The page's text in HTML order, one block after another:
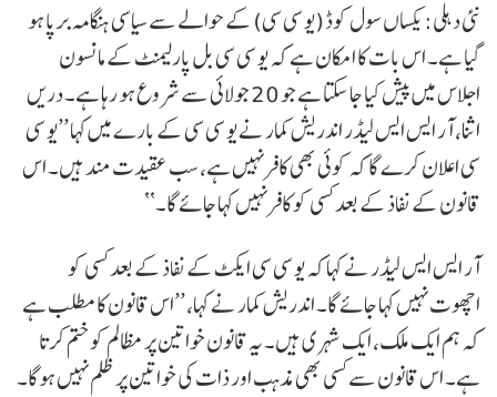
نئی دہلی: یکساں سول کوڈ (یو سی سی) کے حوالے سے سیاسی ہنگامہ برپا ہو
گیا ہے۔ اس بات کا امکان ہے کہ یو سی سی بل پارلیمنٹ کے مانسون
اجلاس میں پیش کیا جا سکتا ہے جو 20 جولائی سے شروع ہو رہا ہے۔ دریں
اثنا، آر ایس ایس لیڈر اندریش کمار نے یو سی سی کے بارے میں کہا ’’یو سی
سی اعلان کرے گا کہ کوئی بھی کافر نہیں ہے، سب عقیدت مند ہیں۔ اس
قانون کے نفاذ کے بعد کسی کو کافر نہیں کہا جائے گا۔‘‘
آر ایس ایس لیڈر نے کہا کہ یو سی سی ایکٹ کے نفاذ کے بعد کسی کو
اچھوت نہیں کہا جائے گا۔ اندریش کمار نے کہا، ’’اس قانون کا مطلب ہے
کہ ہم ایک ملک، ایک شہری ہیں۔ یہ قانون خواتین پر مظالم کو ختم کرتا
ہے۔ اس قانون سے کسی بھی مذہب اور ذات کی خواتین پر ظلم نہیں ہوگا۔